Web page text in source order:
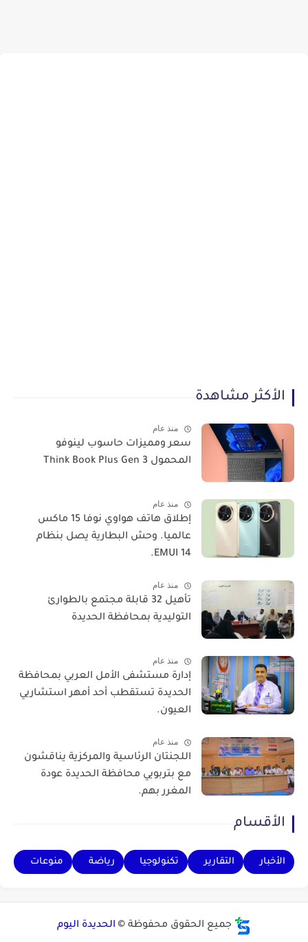
الأكثر مشاهدة
منذ عام
سعر ومميزات حاسوب لينوفو
المحمول Think Book Plus Gen 3
منذ عام
​إطلاق هاتف هواوي نوفا 15 ماكس
عالميا. وحش البطارية يصل بنظام
EMUI 14.
منذ عام
تأهيل 32 قابلة مجتمع بالطوارئ
التوليدية بمحافظة الحديدة
منذ عام
إدارة مستشفى الأمل العربي بمحافظة
الحديدة تستقطب أحد أمهر استشاريي
العيون.
منذ عام
اللجنتان الرئاسية والمركزية يناقشون
مع بتربويي محافظة الحديدة عودة
المغرر بهم.
الأقسام
الأخبار التقارير تكنولوجيا رياضة منوعات
جميع الحقوق محفوظة © الحديدة اليوم